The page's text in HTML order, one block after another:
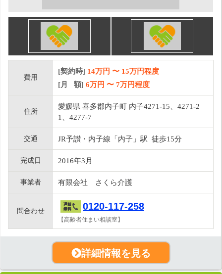
費用
[契約時] 14万円 〜 15万円程度
[月 額] 6万円 〜 7万円程度
住所
愛媛県 喜多郡内子町 内子4271-15、4271-2
1、4277-7
交通 JR予讃・内子線「内子」駅 徒歩15分
完成日 2016年3月
事業者 有限会社 さくら介護
問合わせ 0120-117-258
【高齢者住まい相談室】
詳細情報を見る